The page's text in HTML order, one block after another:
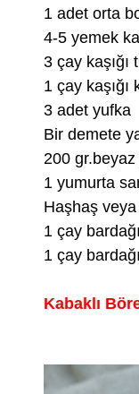
1 adet orta
4-5 yemek
3 çay kaşığı
1 çay kaşığı
3 adet yufka
Bir demete
200
1 yumurta
Haşhaş
1 çay
1 çay
Kabaklı